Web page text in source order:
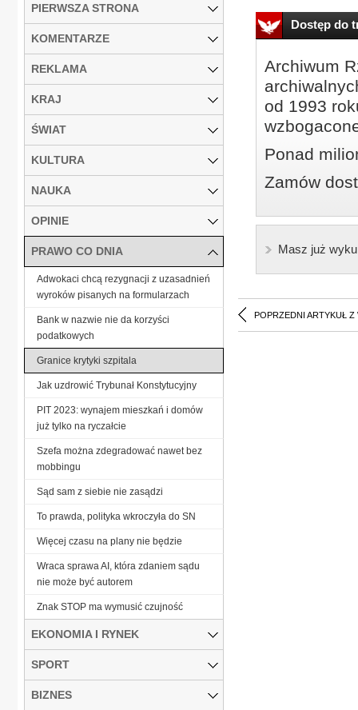
Dostęp do
Archiwum
od 1993
Ponad
Zamów
Masz już
POPRZEDNI ARTYKUŁ Z
PIERWSZA STRONA
KOMENTARZE
REKLAMA
KRAJ
ŚWIAT
KULTURA
NAUKA
OPINIE
PRAWO CO DNIA
Adwokaci chcą rezygnacji z uzasadnień
wyroków pisanych na formularzach
Bank w nazwie nie da korzyści
podatkowych
Granice krytyki szpitala
Jak uzdrowić Trybunał Konstytucyjny
PIT 2023: wynajem mieszkań i domów
już tylko na ryczałcie
Szefa można zdegradować nawet bez
mobbingu
Sąd sam z siebie nie zasądzi
To prawda, polityka wkroczyła do SN
Więcej czasu na plany nie będzie
Wraca sprawa AI, która zdaniem sądu
nie może być autorem
Znak STOP ma wymusić czujność
EKONOMIA I RYNEK
SPORT
BIZNES